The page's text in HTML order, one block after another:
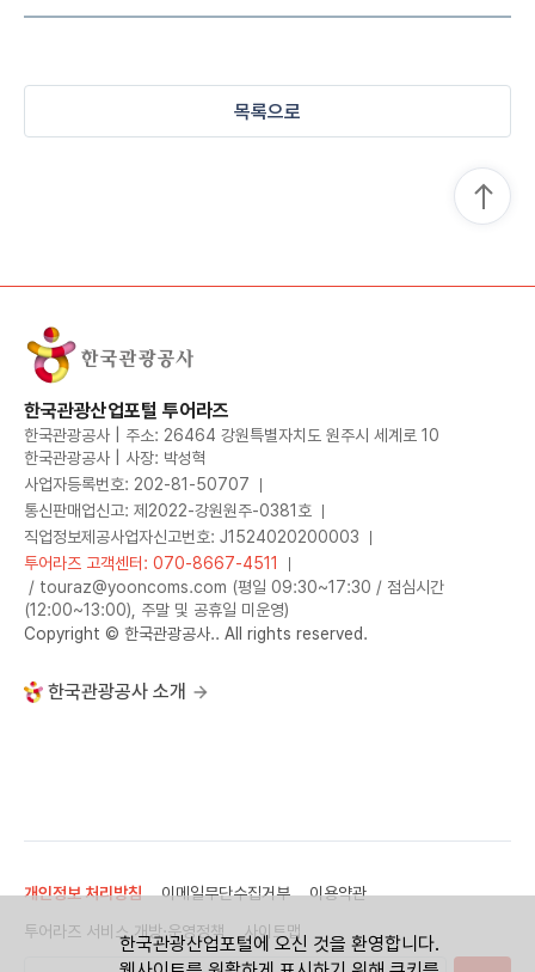
목록으로
한국관광산업포털 투어라즈
한국관광공사 | 주소: 26464 강원특별자치도 원주시 세계로 10
한국관광공사 | 사장: 박성혁
사업자등록번호: 202-81-50707
통신판매업신고: 제2022-강원원주-0381호
직업정보제공사업자신고번호: J1524020200003
투어라즈 고객센터: 070-8667-4511
/ touraz@yooncoms.com (평일 09:30~17:30 / 점심시간
(12:00~13:00), 주말 및 공휴일 미운영)
Copyright © 한국관광공사.. All rights reserved.
한국관광공사 소개
개인정보 처리방침 이메일무단수집거부
이용약관
투어라즈 서비스 개방·운영정책
사이트맵
한국관광산업포털에 오신 것을 환영합니다.